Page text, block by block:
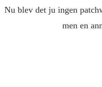
Nu blev det ju ingen
men en